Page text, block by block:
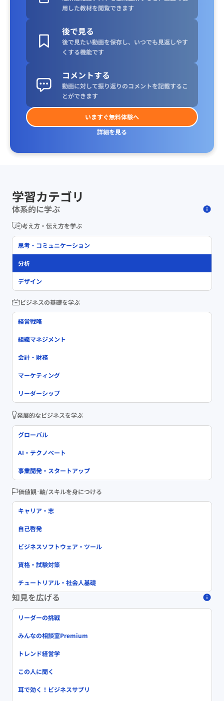
用した教材を閲覧できます
後で見る
後で見たい動画を保存し、いつでも見返しやす
くする機能です
コメントする
動画に対して振り返りのコメントを記載するこ
とができます
いますぐ無料体験へ
詳細を見る
学習カテゴリ
体系的に学ぶ
考え方・伝え方を学ぶ
思考・コミュニケーション
分析
デザイン
ビジネスの基礎を学ぶ
経営戦略
組織マネジメント
会計・財務
マーケティング
リーダーシップ
発展的なビジネスを学ぶ
グローバル
AI・テクノベート
事業開発・スタートアップ
価値観･軸/スキルを身につける
キャリア・志
自己啓発
ビジネスソフトウェア・ツール
資格・試験対策
チュートリアル・社会人基礎
知見を広げる
リーダーの挑戦
みんなの相談室Premium
トレンド経営学
この人に聞く
耳で効く！ビジネスサプリ